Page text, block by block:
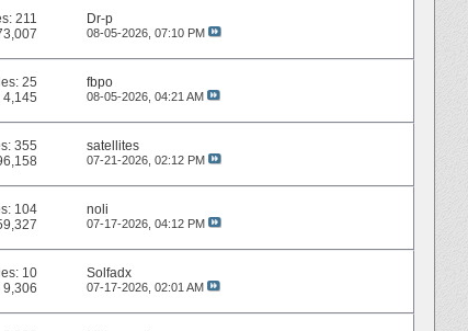
211
Dr-p
08-05-2026, 07:10 PM
25
4,145
fbpo
08-05-2026, 04:21 AM
355
satellites
07-21-2026, 02:12 PM
104
noli
07-17-2026, 04:12 PM
10
9,306
Solfadx
07-17-2026, 02:01 AM